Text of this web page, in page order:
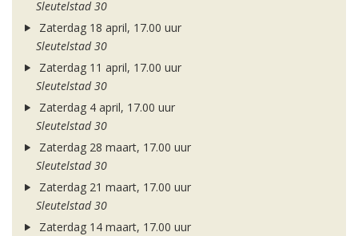
Sleutelstad 30
Zaterdag 18 april, 17.00 uur
Sleutelstad 30
Zaterdag 11 april, 17.00 uur
Sleutelstad 30
Zaterdag 4 april, 17.00 uur
Sleutelstad 30
Zaterdag 28 maart, 17.00 uur
Sleutelstad 30
Zaterdag 21 maart, 17.00 uur
Sleutelstad 30
Zaterdag 14 maart, 17.00 uur